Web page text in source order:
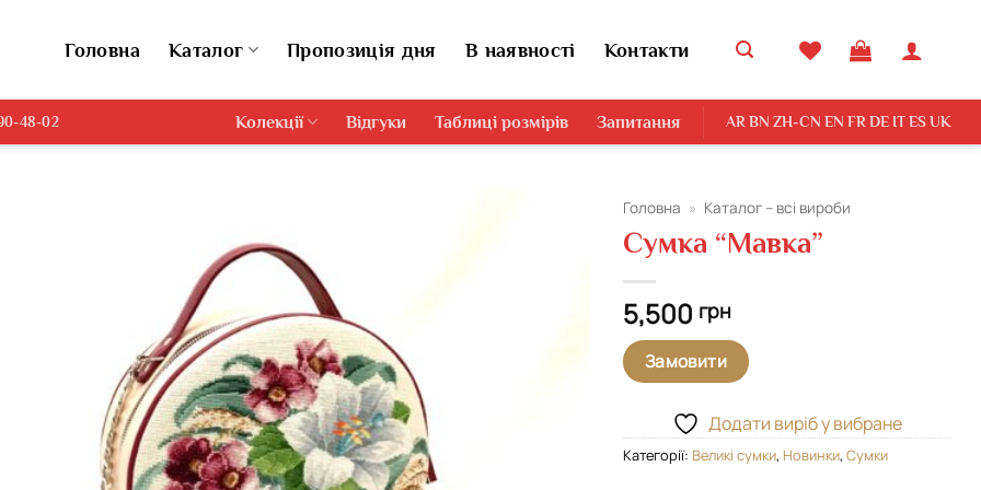
Головна Каталог Пропозиція дня В наявності Контакти
48-02 Колекції Відгуки Таблиці розмірів Запитання AR BN ZH-CN EN FR DE IT ES UK
Головна » Каталог – всі вироби
Сумка “Мавка”
5,500 грн
Замовити
Додати виріб у вибране
Категорії: Великі сумки, Новинки, Сумки